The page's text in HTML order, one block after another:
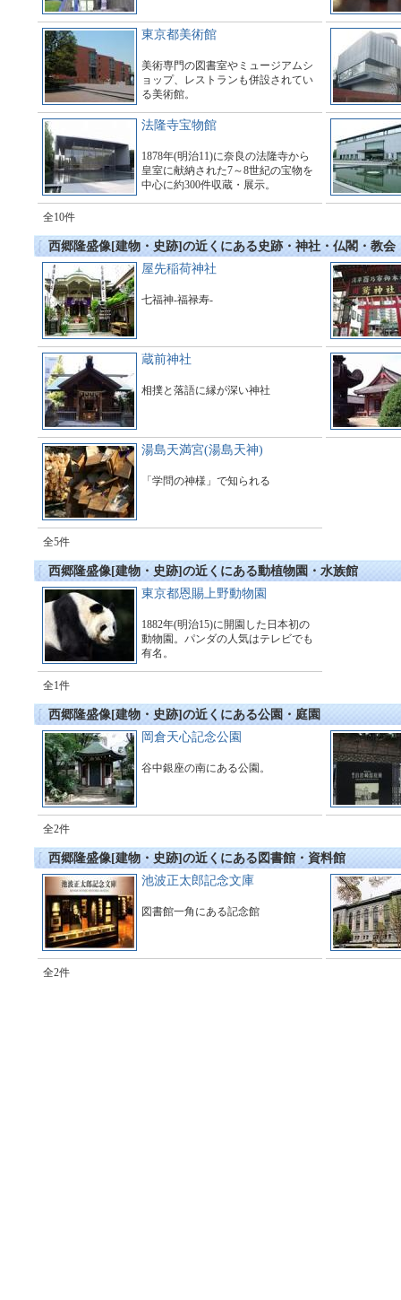
東京都美術館
美術専門の図書室やミュージアムシ
ョップ、レストランも併設されてい
る美術館。
法隆寺宝物館
1878年(明治11)に奈良の法隆寺から
皇室に献納された7～8世紀の宝物を
中心に約300件収蔵・展示。
全10件
西郷隆盛像[建物・史跡]の近くにある史跡・神社・仏閣・教会
屋先稲荷神社
七福神-福禄寿-
蔵前神社
相撲と落語に縁が深い神社
湯島天満宮(湯島天神)
「学問の神様」で知られる
全5件
西郷隆盛像[建物・史跡]の近くにある動植物園・水族館
東京都恩賜上野動物園
1882年(明治15)に開園した日本初の
動物園。パンダの人気はテレビでも
有名。
全1件
西郷隆盛像[建物・史跡]の近くにある公園・庭園
岡倉天心記念公園
谷中銀座の南にある公園。
全2件
西郷隆盛像[建物・史跡]の近くにある図書館・資料館
池波正太郎記念文庫
図書館一角にある記念館
全2件